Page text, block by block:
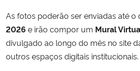
As fotos poderão ser enviadas até o
2026 e irão compor um Mural
divulgado ao longo do mês no site
outros espaços digitais institucionais.